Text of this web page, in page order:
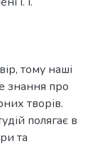
тому наші
знання про
творів.
полягає в
та